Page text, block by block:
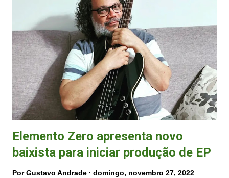
Camburi, Vitória. Couvert: R$ 15. Informações: (27) 98114-3398. -
Samba Jr, Breno & Bernardo, Sua Amiga Gosta e DJs Luuh e Bero
[Copa Embrazado] - 11h (Samba e sertanejo) - Embrazado - Rua
Joaquim Lírio, 871, Praia do Canto, Vitória. Ingressos: R$ 60
(meia/1º lote). Vendas: Site Superticket . Informações: (27) 99524-
4464. - SambAdm e DJ Leandro Netto ...
Elemento Zero apresenta novo
baixista para iniciar produção de EP
PorGustavo Andrade domingo, novembro 27, 2022